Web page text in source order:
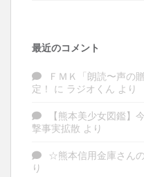
最近のコメント
ＦＭＫ「朗読〜声の
定！ に ラジオくん より
【熊本美少女図鑑】
撃事実拡散 より
☆熊本信用金庫さん
り